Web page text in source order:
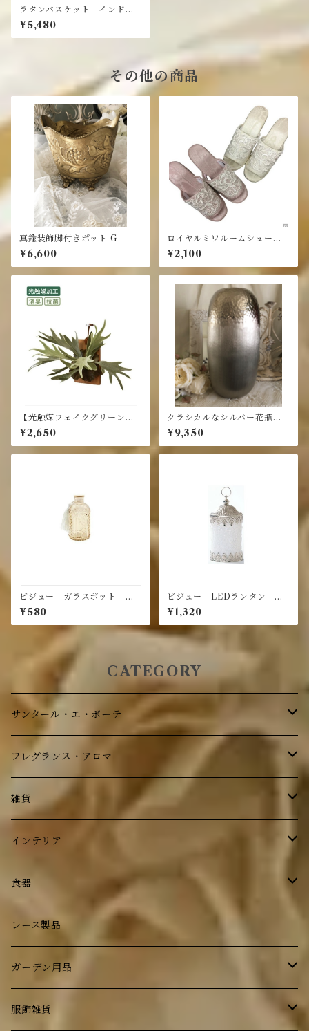
ラタンバスケット インドネ
シアラカックシリーズ・天然
籐
¥5,480
その他の商品
真鍮装飾脚付きポット G
¥6,600
ロイヤルミワルームシュー
ズ・スリッパ 22～24cm
¥2,100
【光触媒フェイクグリーン】
ウォールボード コウモリラ
ン
¥2,650
クラシカルなシルバー花瓶ア
ルミ
¥9,350
ビジュー ガラスポット ロ
マネスク /ベージュ
¥580
ビジュー LEDランタン ア
ラベスク
¥1,320
CATEGORY
サンタール・エ・ボーテ
ボディケア
フレグランス
フレグランス・アロマ
ボディケア
フレグランス
雑貨
ステーショナリー
フォトフレーム
トレイ
小物入れ
ティーコジ―
インテリア
鏡
時計
照明
壁掛け
食器
ルドゥーテ ローズ
ブラウンベティ―
ガラス食器
レース製品
ガーデン用品
ランプ・ライト
服飾雑貨